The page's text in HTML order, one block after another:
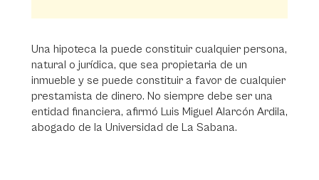
Una hipoteca la puede constituir cualquier persona,
natural o jurídica, que sea propietaria de un
inmueble y se puede constituir a favor de cualquier
prestamista de dinero. No siempre debe ser una
entidad financiera, afirmó Luis Miguel Alarcón Ardila,
abogado de la Universidad de La Sabana.